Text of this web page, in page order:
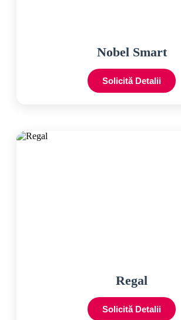
Nobel Smart
Solicită Detalii
Regal
Solicită Detalii